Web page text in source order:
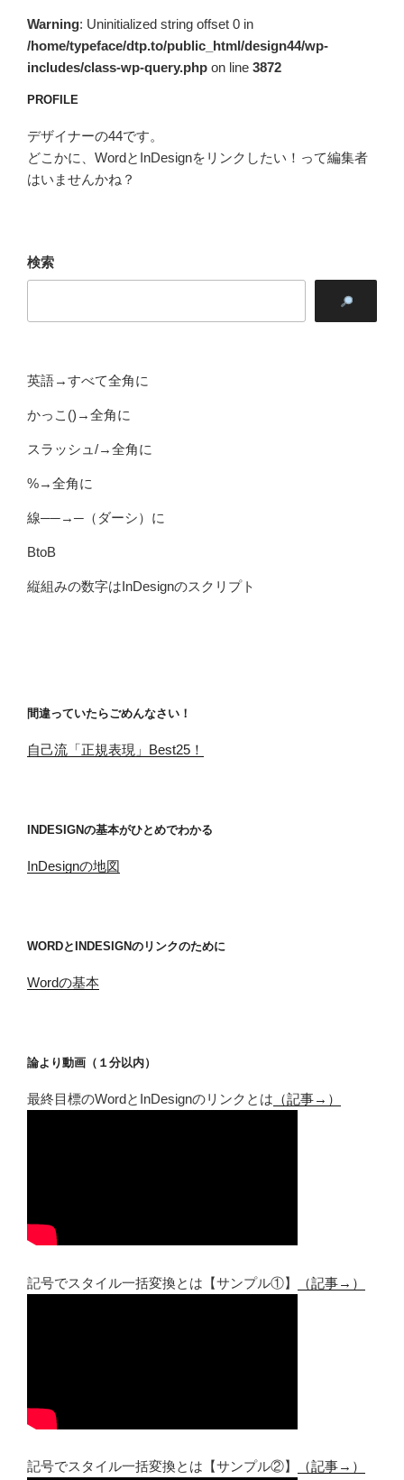
Warning: Uninitialized string offset 0 in
/home/typeface/dtp.to/public_html/design44/wp-
includes/class-wp-query.php on line 3872
PROFILE
デザイナーの44です。
どこかに、WordとInDesignをリンクしたい！って編集者
はいませんかね？
検索
英語→すべて全角に
かっこ()→全角に
スラッシュ/→全角に
%→全角に
線──→─（ダーシ）に
BtoB
縦組みの数字はInDesignのスクリプト
間違っていたらごめんなさい！
自己流「正規表現」Best25！
INDESIGNの基本がひとめでわかる
InDesignの地図
WORDとINDESIGNのリンクのために
Wordの基本
論より動画（１分以内）
最終目標のWordとInDesignのリンクとは （記事→）
記号でスタイル一括変換とは【サンプル①】 （記事→）
記号でスタイル一括変換とは【サンプル②】 （記事→）